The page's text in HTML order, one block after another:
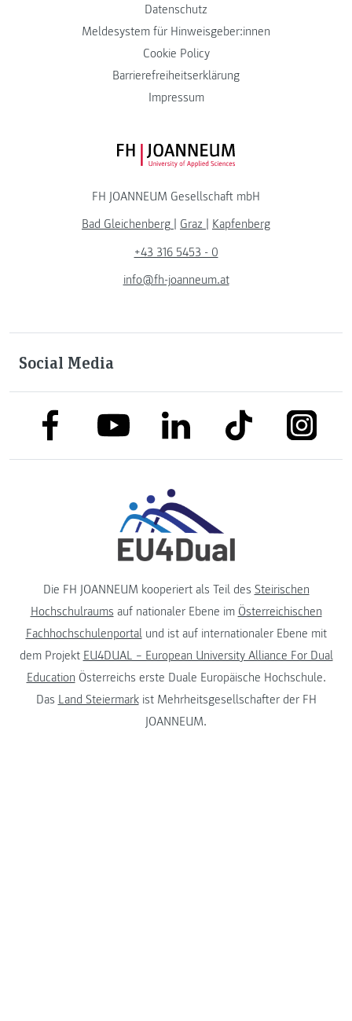
Datenschutz
Meldesystem für Hinweisgeber:innen
Cookie Policy
Barrierefreiheitserklärung
Impressum
FH JOANNEUM Logo
FH JOANNEUM Gesellschaft mbH
Bad Gleichenberg
Graz
Kapfenberg
+43 316 5453 - 0
info@fh-joanneum.at
Social Media
link to facebooklink to youtubelink to linkedinlink to tiktok
Die FH JOANNEUM kooperiert als Teil des Steirischen
Hochschulraums auf nationaler Ebene im Österreichischen
Fachhochschulenportalund ist auf internationaler Ebene mit
dem Projekt EU4DUAL – European University Alliance For Dual
Education Österreichs erste Duale Europäische Hochschule.
Das Land Steiermarkist Mehrheitsgesellschafter der FH
JOANNEUM.